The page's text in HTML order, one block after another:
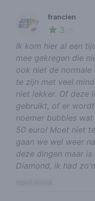
🌱
francien
3
Ik kom hier al een
mee gekregen die
ook niet de
te zijn met veel
niet lekker. Of deze
gebruikt, of er
noemer bubbles
50 euro! Moet niet
gaan we wel weer
deze dingen maar
Diamond, ik had